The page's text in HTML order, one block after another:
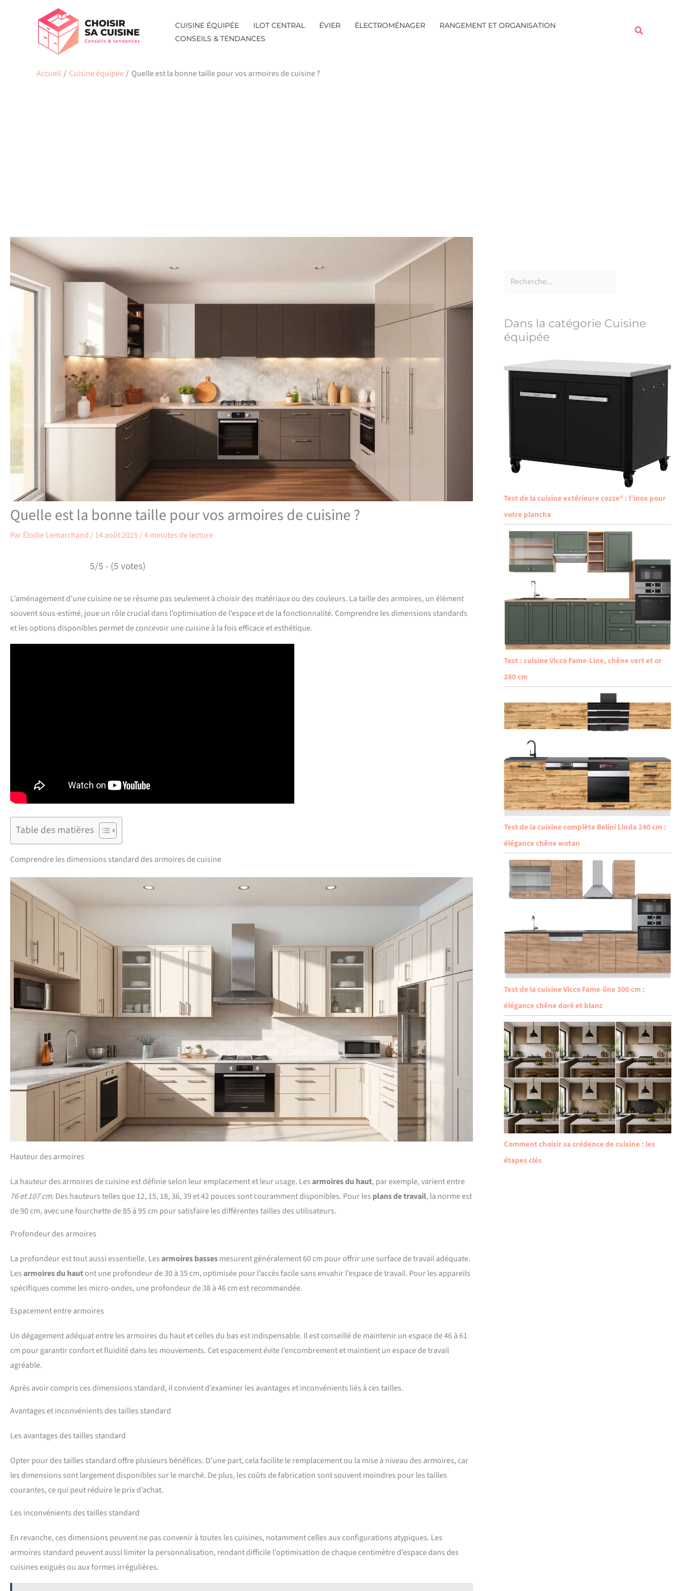
CUISINE ÉQUIPÉE ILOT CENTRAL ÉVIER ÉLECTROMÉNAGER
RANGEMENT ET ORGANISATION
CONSEILS & TENDANCES
Rechercher
Accueil Cuisine équipée Quelle est la bonne taille pour vos armoires de cuisine ?
Quelle est la bonne taille pour vos armoires de cuisine ?
ParÉlodie Lemarchand/ 14 août 2025/4 minutes de lecture
5/5 - (5 votes)
L’aménagement d’une cuisine ne se résume pas seulement à choisir des matériaux ou des couleurs. La taille des armoires, un élément
souvent sous-estimé, joue un rôle crucial dans l’optimisation de l’espace et de la fonctionnalité. Comprendre les dimensions standards
et les options disponibles permet de concevoir une cuisine à la fois efficace et esthétique.
Table des matières
Comprendre les dimensions standard des armoires de cuisine
Hauteur des armoires
La hauteur des armoires de cuisine est définie selon leur emplacement et leur usage. Lesarmoires du haut, par exemple, varient entre
76 et 107 cm. Des hauteurs telles que 12, 15, 18, 36, 39 et 42 pouces sont couramment disponibles. Pour les plans de travail, la norme est
de 90 cm, avec une fourchette de 85 à 95 cm pour satisfaire les différentes tailles des utilisateurs.
Profondeur des armoires
La profondeur est tout aussi essentielle. Lesarmoires bassesmesurent généralement 60 cm pour offrir une surface de travail adéquate.
Lesarmoires du hautont une profondeur de 30 à 35 cm, optimisée pour l’accès facile sans envahir l’espace de travail. Pour les appareils
spécifiques comme les micro-ondes, une profondeur de 38 à 46 cm est recommandée.
Espacement entre armoires
Un dégagement adéquat entre les armoires du haut et celles du bas est indispensable. Il est conseillé de maintenir un espace de 46 à 61
cm pour garantir confort et fluidité dans les mouvements. Cet espacement évite l’encombrement et maintient un espace de travail
agréable.
Après avoir compris ces dimensions standard, il convient d’examiner les avantages et inconvénients liés à ces tailles.
Avantages et inconvénients des tailles standard
Les avantages des tailles standard
Opter pour des tailles standard offre plusieurs bénéfices. D’une part, cela facilite le remplacement ou la mise à niveau des armoires, car
les dimensions sont largement disponibles sur le marché. De plus, les coûts de fabrication sont souvent moindres pour les tailles
courantes, ce qui peut réduire le prix d’achat.
Les inconvénients des tailles standard
En revanche, ces dimensions peuvent ne pas convenir à toutes les cuisines, notamment celles aux configurations atypiques. Les
armoires standard peuvent aussi limiter la personnalisation, rendant difficile l’optimisation de chaque centimètre d’espace dans des
cuisines exiguës ou aux formes irrégulières.
Dans la catégorie Cuisine
équipée
Test de la cuisine extérieure cozze® : l’inox pour
votre plancha
Test : cuisine Vicco Fame-Line, chêne vert et or
280 cm
Test de la cuisine complète Belini Linda 240 cm :
élégance chêne wotan
Test de la cuisine Vicco Fame-line 300 cm :
élégance chêne doré et blanc
Comment choisir sa crédence de cuisine : les
étapes clés